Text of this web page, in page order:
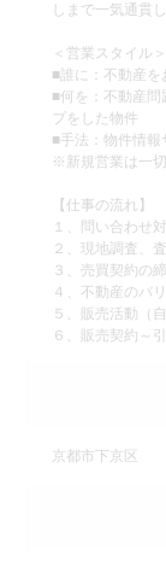
しまで一気通貫
＜営業スタイル＞
■誰に：不動産を
■何を：不動産
プをした物件
■手法：物件情報
※新規営業は一切
【仕事の流れ】
１、問い合わせ
２、現地調査、
３、売買契約の
４、不動産のバ
５、販売活動（
６、販売契約～
京都市下京区